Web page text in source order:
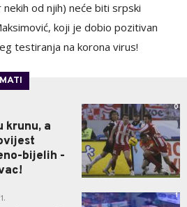
od njih) neće biti srpski
koji je dobio pozitivan
testiranja na korona virus!
krunu, a
bijelih -
0
1